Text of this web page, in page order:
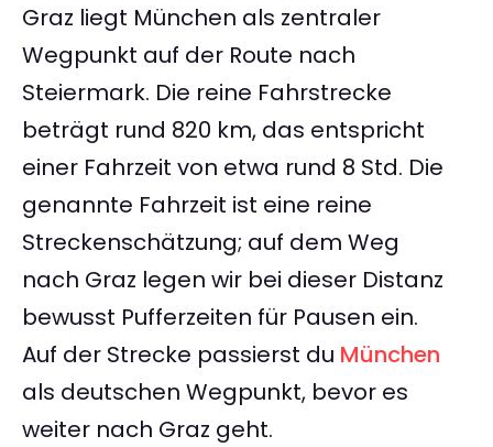
Graz liegt München als zentraler
Wegpunkt auf der Route nach
Steiermark. Die reine Fahrstrecke
beträgt rund 820 km, das entspricht
einer Fahrzeit von etwa rund 8 Std. Die
genannte Fahrzeit ist eine reine
Streckenschätzung; auf dem Weg
nach Graz legen wir bei dieser Distanz
bewusst Pufferzeiten für Pausen ein.
Auf der Strecke passierst du München
als deutschen Wegpunkt, bevor es
weiter nach Graz geht.